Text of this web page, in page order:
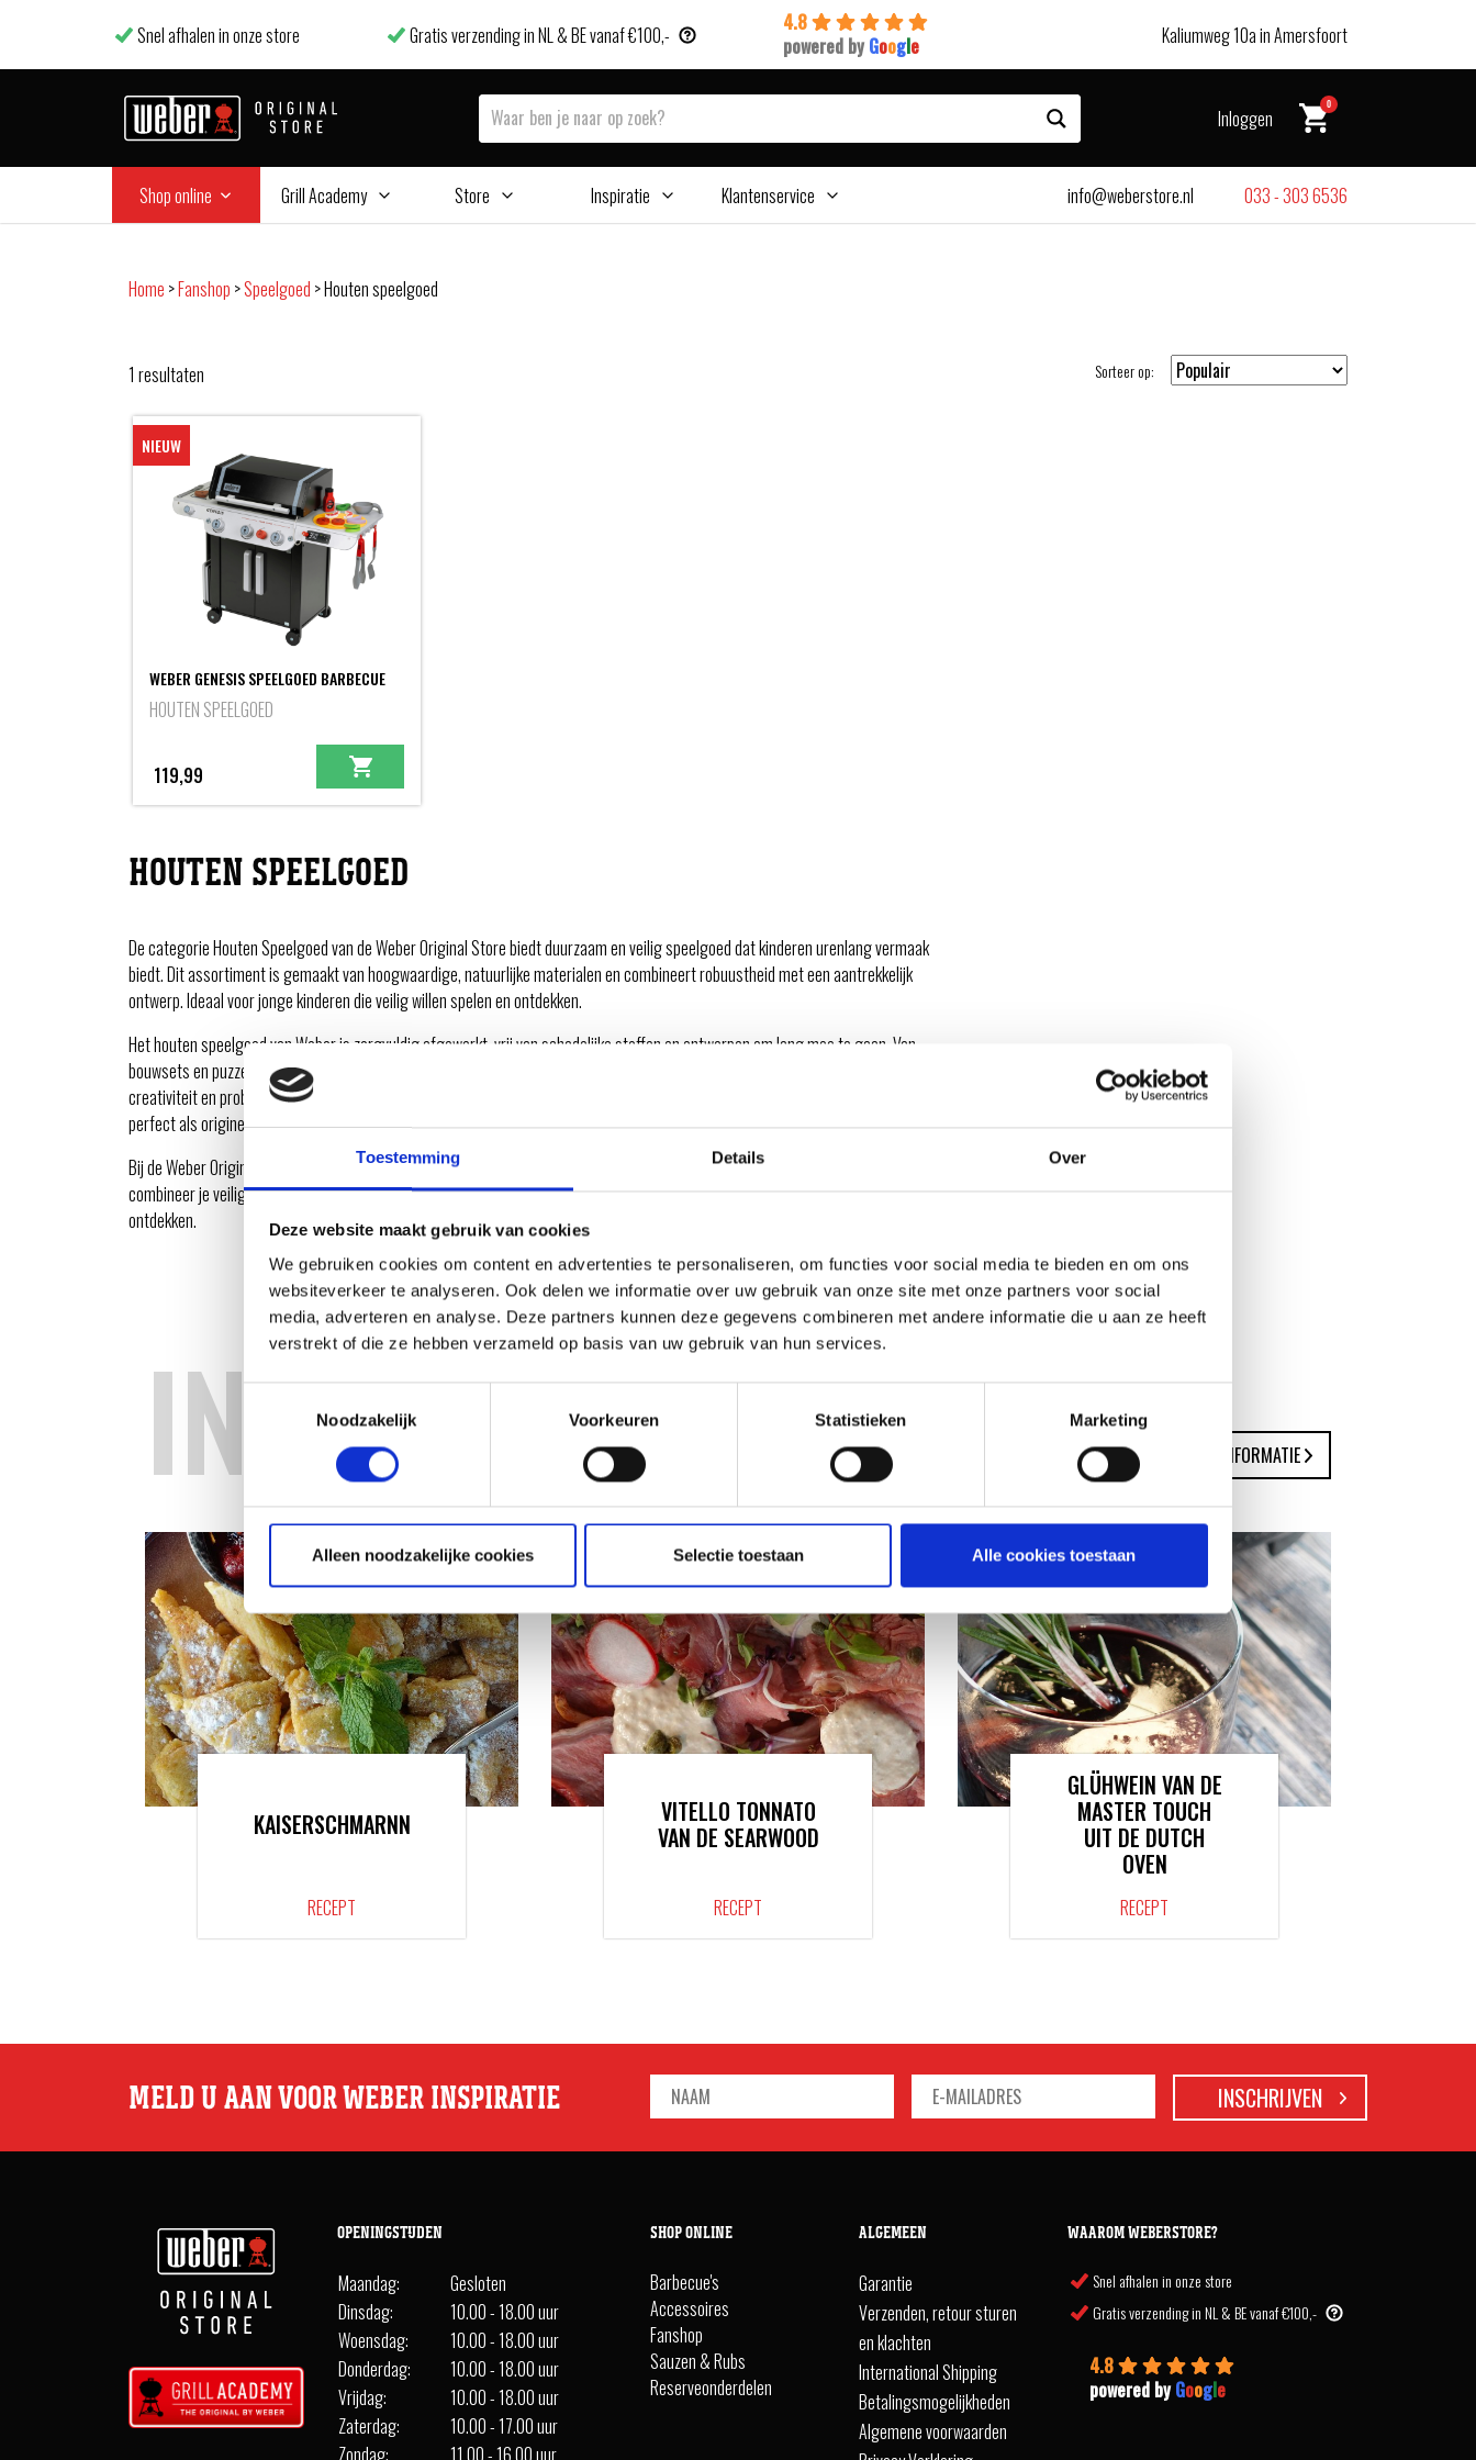
Toestemming Details Over
Deze website maakt gebruik van cookies
We gebruiken cookies om content en advertenties te personaliseren, om functies voor social media te bieden en om ons
websiteverkeer te analyseren. Ook delen we informatie over uw gebruik van onze site met onze partners voor social
media, adverteren en analyse. Deze partners kunnen deze gegevens combineren met andere informatie die u aan ze heeft
verstrekt of die ze hebben verzameld op basis van uw gebruik van hun services.
Noodzakelijk
Voorkeuren Statistieken Marketing
Alleen noodzakelijke cookies Selectie toestaan Alle cookies toestaan
Snel afhalen in onze store Gratis verzending in NL & BE vanaf €100,-
4.8
powered by Google Kaliumweg 10a in Amersfoort
Inloggen
0
Shop online Grill Academy Store Inspiratie Klantenservice info@weberstore.nl 033 - 303 6536
Home >Fanshop >Speelgoed >Houten speelgoed
1 resultaten Sorteer op:
NIEUW
WEBER GENESIS SPEELGOED BARBECUE
HOUTEN SPEELGOED
119,99
HOUTEN SPEELGOED
De categorie Houten Speelgoed van de Weber Original Store biedt duurzaam en veilig speelgoed dat kinderen urenlang vermaak
biedt. Dit assortiment is gemaakt van hoogwaardige, natuurlijke materialen en combineert robuustheid met een aantrekkelijk
ontwerp. Ideaal voor jonge kinderen die veilig willen spelen en ontdekken.
Het houten speelgoed van Weber is zorgvuldig afgewerkt, vrij van schadelijke stoffen en ontworpen om lang mee te gaan. Van
bouwsets en puzzels tot creatief spelmateriaal, elk product stimuleert de ontwikkeling van motorische vaardigheden,
creativiteit en probleemoplossend denken. Dankzij het tijdloze design past het speelgoed in iedere kinderkamer en is het ook
perfect als origineel cadeau.
Bij de Weber Original Store koop je uitsluitend originele Weber-producten van hoge kwaliteit. Met het houten speelgoed
combineer je veiligheid, duurzaamheid en speelplezier, zodat kinderen op een leuke en verantwoorde manier kunnen leren en
ontdekken.
INSPIRATIE
RECEPTEN EN TIPS
VAN ONZE GRILL MASTERS
MEER INFORMATIE
KAISERSCHMARNN
RECEPT
VITELLO TONNATO
VAN DE SEARWOOD
RECEPT
GLÜHWEIN VAN DE
MASTER TOUCH
UIT DE DUTCH
OVEN
RECEPT
MELD U AAN VOOR WEBER INSPIRATIE
OPENINGSTIJDEN
Maandag:
Gesloten
Dinsdag:
10.00 - 18.00 uur
Woensdag:
10.00 - 18.00 uur
Donderdag:
10.00 - 18.00 uur
Vrijdag:
10.00 - 18.00 uur
Zaterdag:
10.00 - 17.00 uur
SHOP ONLINE
Barbecue's
Accessoires
Fanshop
Sauzen & Rubs
Reserveonderdelen
ALGEMEEN
Garantie
Verzenden, retour sturen
en klachten
International Shipping
Betalingsmogelijkheden
Algemene voorwaarden
WAAROM WEBERSTORE?
Snel afhalen in onze store
Gratis verzending in NL & BE vanaf €100,-
4.8
powered byGoogle